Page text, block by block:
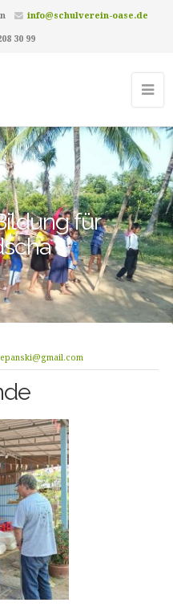
info@schulverein-oase.de
30 99
für